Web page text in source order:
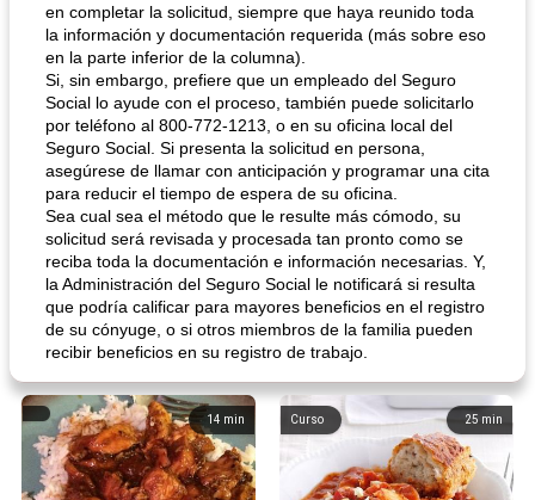
en completar la solicitud, siempre que haya reunido toda
la información y documentación requerida (más sobre eso
en la parte inferior de la columna).
Si, sin embargo, prefiere que un empleado del Seguro
Social lo ayude con el proceso, también puede solicitarlo
por teléfono al 800-772-1213, o en su oficina local del
Seguro Social. Si presenta la solicitud en persona,
asegúrese de llamar con anticipación y programar una cita
para reducir el tiempo de espera de su oficina.
Sea cual sea el método que le resulte más cómodo, su
solicitud será revisada y procesada tan pronto como se
reciba toda la documentación e información necesarias. Y,
la Administración del Seguro Social le notificará si resulta
que podría calificar para mayores beneficios en el registro
de su cónyuge, o si otros miembros de la familia pueden
recibir beneficios en su registro de trabajo.
14 min 25 min
Curso